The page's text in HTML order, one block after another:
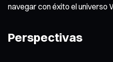
navegar con éxito el universo
Perspectivas